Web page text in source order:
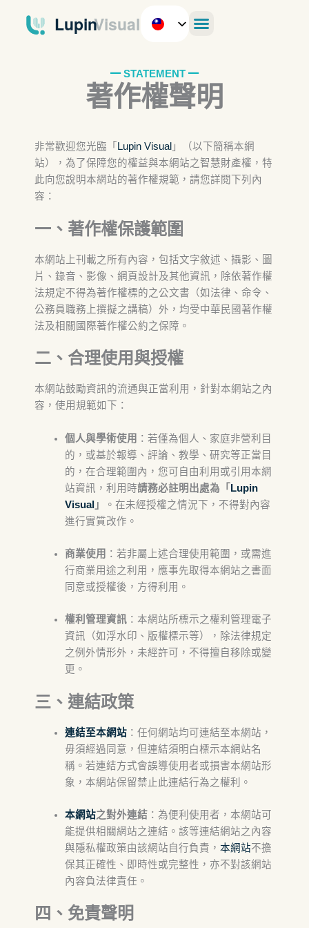
━ STATEMENT ━
著作權聲明​
非常歡迎您光臨「 Lupin Visual 」（以下簡稱本網
站），為了保障您的權益與本網站之智慧財產權，特
此向您說明本網站的著作權規範，請您詳閱下列內
容：
一、著作權保護範圍
本網站上刊載之所有內容，包括文字敘述、攝影、圖
片、錄音、影像、網頁設計及其他資訊，除依著作權
法規定不得為著作權標的之公文書（如法律、命令、
公務員職務上撰擬之講稿）外，均受中華民國著作權
法及相關國際著作權公約之保障。
二、合理使用與授權
本網站鼓勵資訊的流通與正當利用，針對本網站之內
容，使用規範如下：
個人與學術使用 ：若僅為個人、家庭非營利目
的，或基於報導、評論、教學、研究等正當目
的，在合理範圍內，您可自由利用或引用本網
站資訊，利用時請務必註明出處為「 Lupin
Visual 」
。在未經授權之情況下，不得對內容
進行實質改作。
商業使用 ：若非屬上述合理使用範圍，或需進
行商業用途之利用，應事先取得本網站之書面
同意或授權後，方得利用。
權利管理資訊：本網站所標示之權利管理電子
資訊（如浮水印、版權標示等），除法律規定
之例外情形外，未經許可，不得擅自移除或變
更。
三、連結政策
連結至本網站：任何網站均可連結至本網站，
毋須經過同意，但連結須明白標示本網站名
稱。若連結方式會誤導使用者或損害本網站形
象，本網站保留禁止此連結行為之權利。
本網站之對外連結：為便利使用者，本網站可
能提供相關網站之連結。該等連結網站之內容
與隱私權政策由該網站自行負責， 本網站不擔
保其正確性、即時性或完整性，亦不對該網站
內容負法律責任。
四、免責聲明